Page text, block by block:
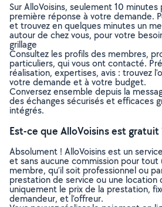
Sur AlloVoisins, seulement 10
première réponse à votre demande.
et trouvez en quelques minutes un
autour de chez vous, pour votre
grillage
Consultez les profils des membres,
particuliers, qui vous ont contacté.
réalisation, expertises, avis : trouvez
votre demande et à votre budget.
Conversez ensemble depuis la
des échanges sécurisés et efficaces
intégrés.
Est-ce que AlloVoisins est gratuit
Absolument ! AlloVoisins est un
et sans aucune commission pour
membre, qu’il soit professionnel ou
prestation de service ou une location
uniquement le prix de la prestation,
demandeur, et l’offreur.